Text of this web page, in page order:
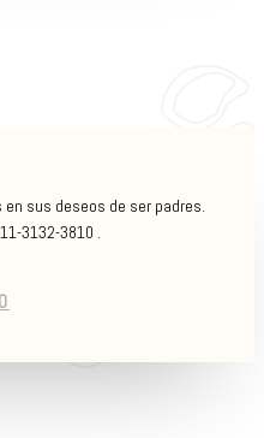
sus deseos de ser padres.
3132-3810 .